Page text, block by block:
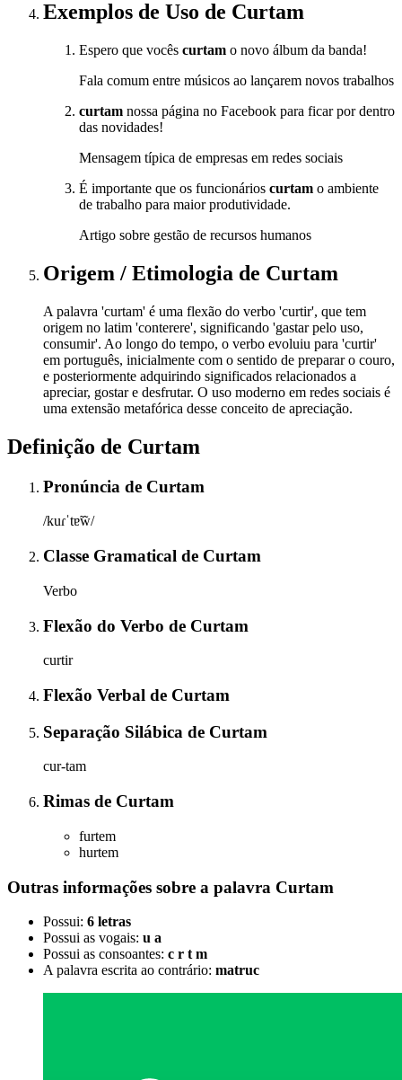
Exemplos de Uso de Curtam
Espero que vocês curtam o novo álbum da banda!
Fala comum entre músicos ao lançarem novos trabalhos
curtam nossa página no Facebook para ficar por dentro
das novidades!
Mensagem típica de empresas em redes sociais
É importante que os funcionários curtam o ambiente
de trabalho para maior produtividade.
Artigo sobre gestão de recursos humanos
Origem / Etimologia de Curtam
A palavra 'curtam' é uma flexão do verbo 'curtir', que tem
origem no latim 'conterere', significando 'gastar pelo uso,
consumir'. Ao longo do tempo, o verbo evoluiu para 'curtir'
em português, inicialmente com o sentido de preparar o couro,
e posteriormente adquirindo significados relacionados a
apreciar, gostar e desfrutar. O uso moderno em redes sociais é
uma extensão metafórica desse conceito de apreciação.
Definição de Curtam
Pronúncia de Curtam
/kuɾˈtɐ̃w̃/
Classe Gramatical de Curtam
Verbo
Flexão do Verbo de Curtam
curtir
Flexão Verbal de Curtam
Separação Silábica de Curtam
cur-tam
Rimas de Curtam
furtem
hurtem
Outras informações sobre a palavra Curtam
Possui: 6 letras
Possui as vogais: u a
Possui as consoantes: c r t m
A palavra escrita ao contrário: matruc